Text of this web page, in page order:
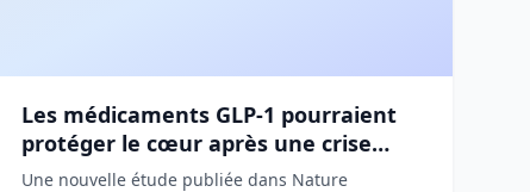
Les médicaments GLP-1 pourraient
protéger le cœur après une crise
cardiaque
Une nouvelle étude publiée dans Nature